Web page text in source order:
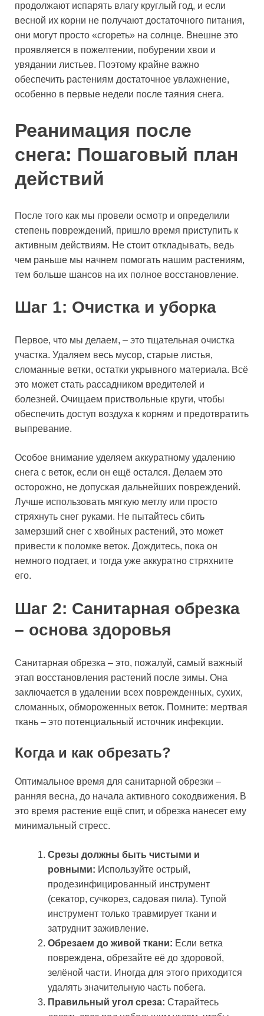
продолжают испарять влагу круглый год, и если
весной их корни не получают достаточного питания,
они могут просто «сгореть» на солнце. Внешне это
проявляется в пожелтении, побурении хвои и
увядании листьев. Поэтому крайне важно
обеспечить растениям достаточное увлажнение,
особенно в первые недели после таяния снега.
Реанимация после
снега: Пошаговый план
действий
После того как мы провели осмотр и определили
степень повреждений, пришло время приступить к
активным действиям. Не стоит откладывать, ведь
чем раньше мы начнем помогать нашим растениям,
тем больше шансов на их полное восстановление.
Шаг 1: Очистка и уборка
Первое, что мы делаем, – это тщательная очистка
участка. Удаляем весь мусор, старые листья,
сломанные ветки, остатки укрывного материала. Всё
это может стать рассадником вредителей и
болезней. Очищаем приствольные круги, чтобы
обеспечить доступ воздуха к корням и предотвратить
выпревание.
Особое внимание уделяем аккуратному удалению
снега с веток, если он ещё остался. Делаем это
осторожно, не допуская дальнейших повреждений.
Лучше использовать мягкую метлу или просто
стряхнуть снег руками. Не пытайтесь сбить
замерзший снег с хвойных растений, это может
привести к поломке веток. Дождитесь, пока он
немного подтает, и тогда уже аккуратно стряхните
его.
Шаг 2: Санитарная обрезка
– основа здоровья
Санитарная обрезка – это, пожалуй, самый важный
этап восстановления растений после зимы. Она
заключается в удалении всех поврежденных, сухих,
сломанных, обмороженных веток. Помните: мертвая
ткань – это потенциальный источник инфекции.
Когда и как обрезать?
Оптимальное время для санитарной обрезки –
ранняя весна, до начала активного сокодвижения. В
это время растение ещё спит, и обрезка нанесет ему
минимальный стресс.
Срезы должны быть чистыми и
ровными: Используйте острый,
продезинфицированный инструмент
(секатор, сучкорез, садовая пила). Тупой
инструмент только травмирует ткани и
затруднит заживление.
Обрезаем до живой ткани: Если ветка
повреждена, обрезайте её до здоровой,
зелёной части. Иногда для этого приходится
удалять значительную часть побега.
Правильный угол среза: Старайтесь